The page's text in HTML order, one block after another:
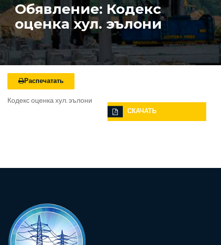
Обявление: Кодекс
оценка хул. эълони
Распечатать
СКАЧАТЬ
Кодекс оценка хул. эълони